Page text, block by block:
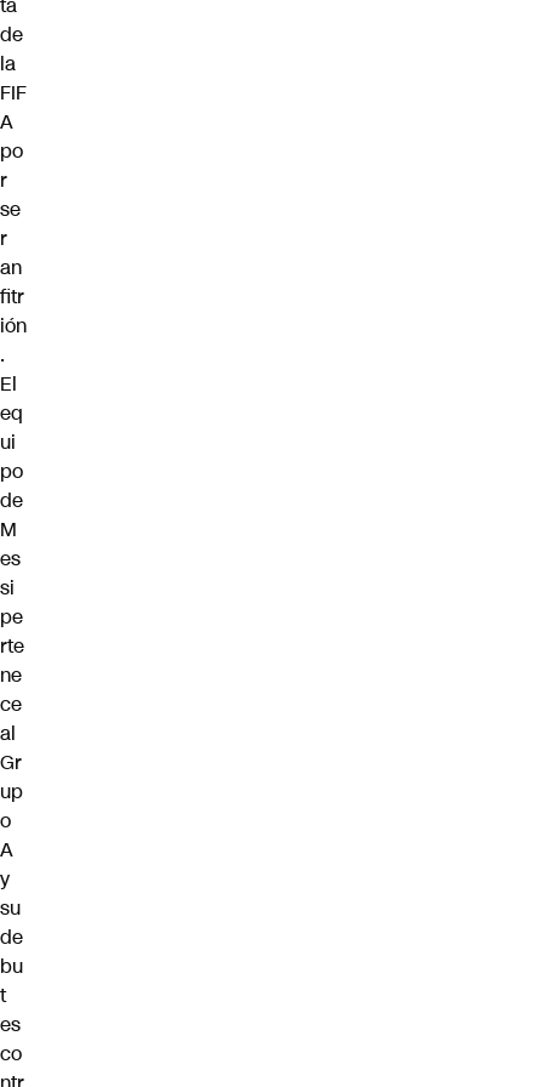
de
la
FIF
A
po
r
se
r
an
fitr
ión
.
El
eq
ui
po
de
M
es
si
pe
rte
ne
ce
al
Gr
up
o
A
y
su
de
bu
t
es
co